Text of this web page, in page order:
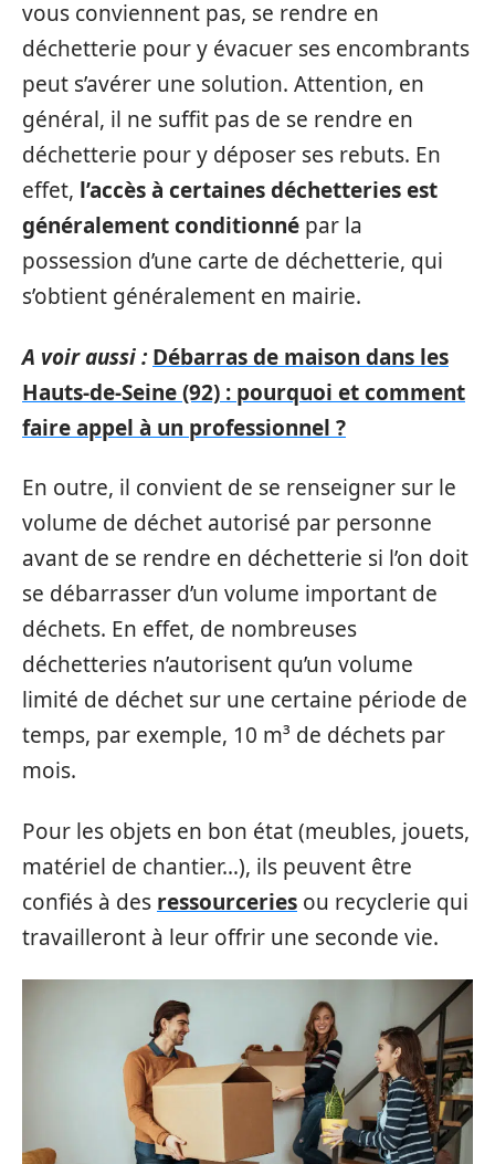
vous conviennent pas, se rendre en
déchetterie pour y évacuer ses encombrants
peut s’avérer une solution. Attention, en
général, il ne suffit pas de se rendre en
déchetterie pour y déposer ses rebuts. En
effet, l’accès à certaines déchetteries est
généralement conditionné par la
possession d’une carte de déchetterie, qui
s’obtient généralement en mairie.
A voir aussi : Débarras de maison dans les
Hauts-de-Seine (92) : pourquoi et comment
faire appel à un professionnel ?
En outre, il convient de se renseigner sur le
volume de déchet autorisé par personne
avant de se rendre en déchetterie si l’on doit
se débarrasser d’un volume important de
déchets. En effet, de nombreuses
déchetteries n’autorisent qu’un volume
limité de déchet sur une certaine période de
temps, par exemple, 10 m³ de déchets par
mois.
Pour les objets en bon état (meubles, jouets,
matériel de chantier…), ils peuvent être
confiés à des ressourceries ou recyclerie qui
travailleront à leur offrir une seconde vie.